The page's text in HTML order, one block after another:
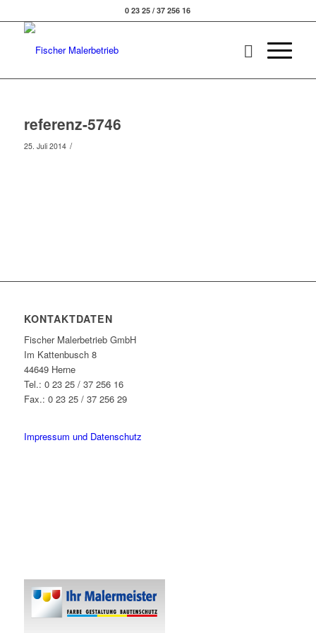
0 23 25 / 37 256 16
referenz-5746
25. Juli 2014 /
KONTAKTDATEN
Fischer Malerbetrieb GmbH
Im Kattenbusch 8
44649 Herne
Tel.: 0 23 25 / 37 256 16
Fax.: 0 23 25 / 37 256 29
Impressum und Datenschutz